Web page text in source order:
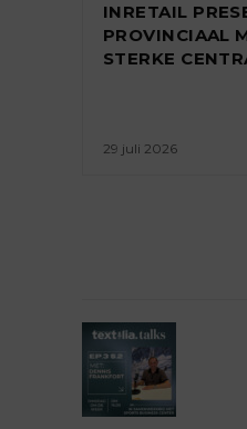
INRETAIL
PROVINCIAAL
STERKE
29 juli 2026